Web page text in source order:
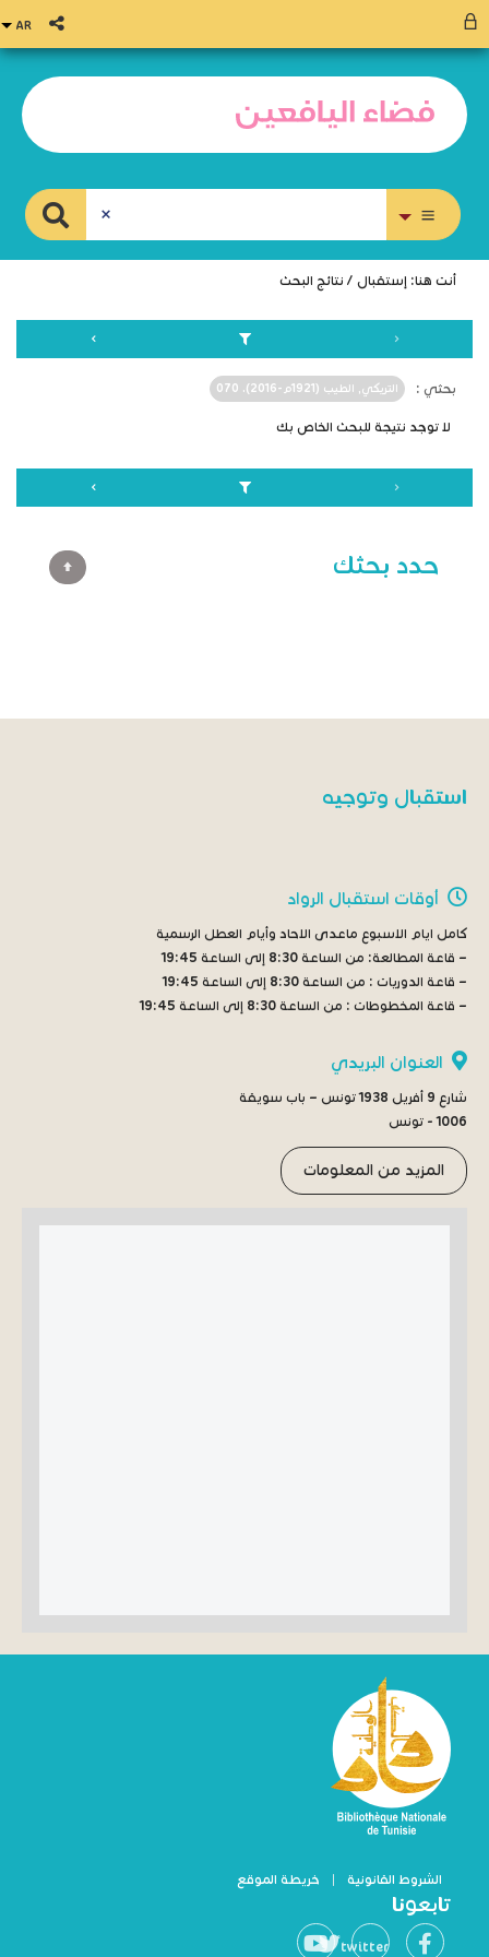
أنت هنا: إستقبال / نتائج البحث
بحثي : التريكي, الطيب (1921م-2016). 070
لا توجد نتيجة للبحث الخاص بك
حدد بحثك
استقبال وتوجيه
أوقات استقبال الرواد
كامل ايام الاسبوع ماعدى الاحاد وأيام العطل الرسمية
– قاعة المطالعة: من الساعة 8:30 إلى الساعة 19:45
– قاعة الدوريات : من الساعة 8:30 إلى الساعة 19:45
– قاعة المخطوطات : من الساعة 8:30 إلى الساعة 19:45
العنوان البريدي
شارع 9 أفريل 1938 تونس – باب سويقة
1006 - تونس
المزيد من المعلومات
الشروط القانونية | خريطة الموقع
تابعونا
twitter